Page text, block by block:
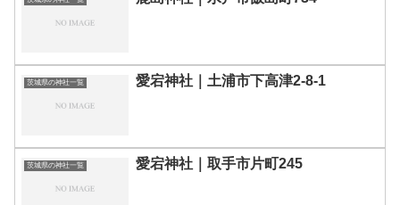
茨城県の神社一覧 愛宕神社｜土浦市下高津2-8-1
茨城県の神社一覧 愛宕神社｜取手市片町245